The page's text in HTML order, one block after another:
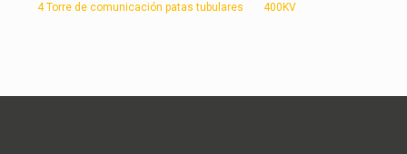
4 Torre de comunicación patas tubulares 400KV